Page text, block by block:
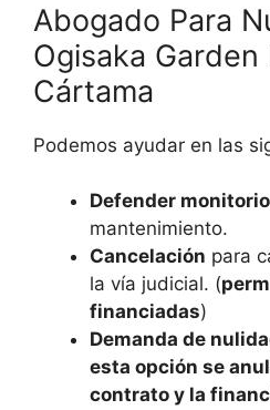
Abogado Para
Ogisaka Garden
Cártama
Podemos ayudar en las
Defender
mantenimiento.
Cancelación para
la vía judicial. (
financiadas)
Demanda de
esta opción se
contrato y la